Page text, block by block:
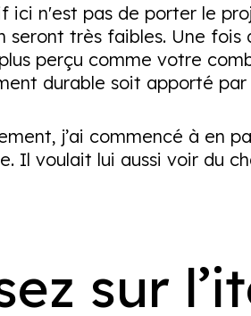
ici n'est pas de porter le
seront très faibles. Une fois
perçu comme votre
durable soit apporté par
j’ai commencé à en
Il voulait lui aussi voir du
sur